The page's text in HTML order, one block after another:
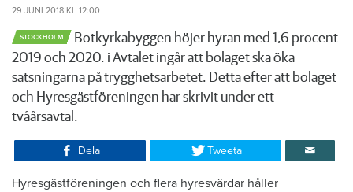
29 JUNI 2018 KL 12:00
STOCKHOLM
Botkyrkabyggen höjer hyran med 1,6 procent
2019 och 2020. i Avtalet ingår att bolaget ska öka
satsningarna på trygghetsarbetet. Detta efter att bolaget
och Hyresgästföreningen har skrivit under ett
tvåårsavtal.
Dela Tweeta
Hyresgästföreningen och flera hyresvärdar håller